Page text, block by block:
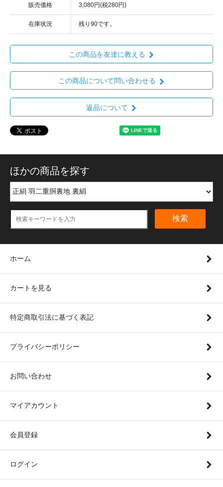
販売価格 3,080円(税280円)
在庫状況 残り90です。
この商品を友達に教える
この商品について問い合わせる
返品について
ほかの商品を探す
検索
ホーム
カートを見る
特定商取引法に基づく表記
プライバシーポリシー
お問い合わせ
マイアカウント
会員登録
ログイン